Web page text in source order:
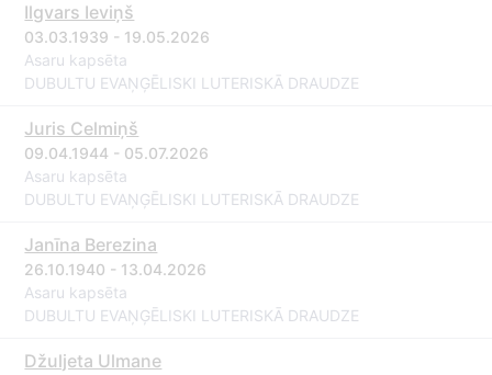
Ilgvars Ieviņš
03.03.1939 - 19.05.2026
Asaru kapsēta
DUBULTU EVAŅĢĒLISKI LUTERISKĀ DRAUDZE
Juris Celmiņš
09.04.1944 - 05.07.2026
Asaru kapsēta
DUBULTU EVAŅĢĒLISKI LUTERISKĀ DRAUDZE
Janīna Berezina
26.10.1940 - 13.04.2026
Asaru kapsēta
DUBULTU EVAŅĢĒLISKI LUTERISKĀ DRAUDZE
Džuljeta Ulmane